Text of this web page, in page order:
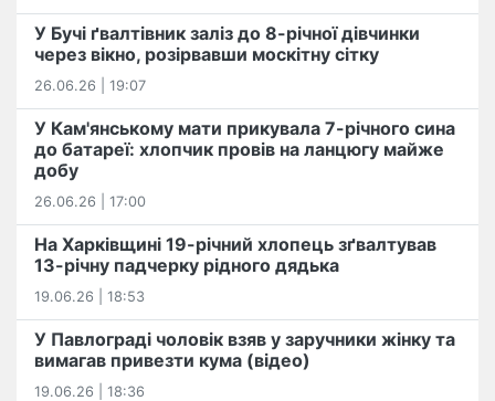
У Бучі ґвалтівник заліз до 8-річної дівчинки
через вікно, розірвавши москітну сітку
26.06.26 | 19:07
У Кам'янському мати прикувала 7-річного сина
до батареї: хлопчик провів на ланцюгу майже
добу
26.06.26 | 17:00
На Харківщині 19-річний хлопець​ ️зґвалтував
13-річну падчерку рідного дядька
19.06.26 | 18:53
У Павлограді чоловік взяв у заручники жінку та
вимагав привезти кума (відео)
19.06.26 | 18:36